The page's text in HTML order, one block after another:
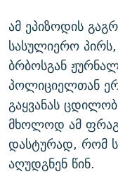
ამ ეპიზოდის
სასულიერო
ბრბოსგან
პოლიციელთან
გაყვანას
მხოლოდ ამ
დასტურად, რომ
აღუდგნენ წინ.